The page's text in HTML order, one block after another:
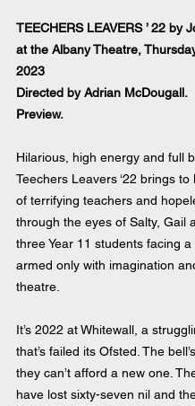
TEECHERS LEAVERS ’ 22 by
at the Albany Theatre,
2023
Directed by Adrian McDougall.
Preview.
Hilarious, high energy and full
Teechers Leavers ‘22 brings
of terrifying teachers and
through the eyes of Salty, Gail
three Year 11 students facing
armed only with imagination
theatre.
It’s 2022 at Whitewall, a
that’s failed its Ofsted. The
they can’t afford a new one.
have lost sixty-seven nil and